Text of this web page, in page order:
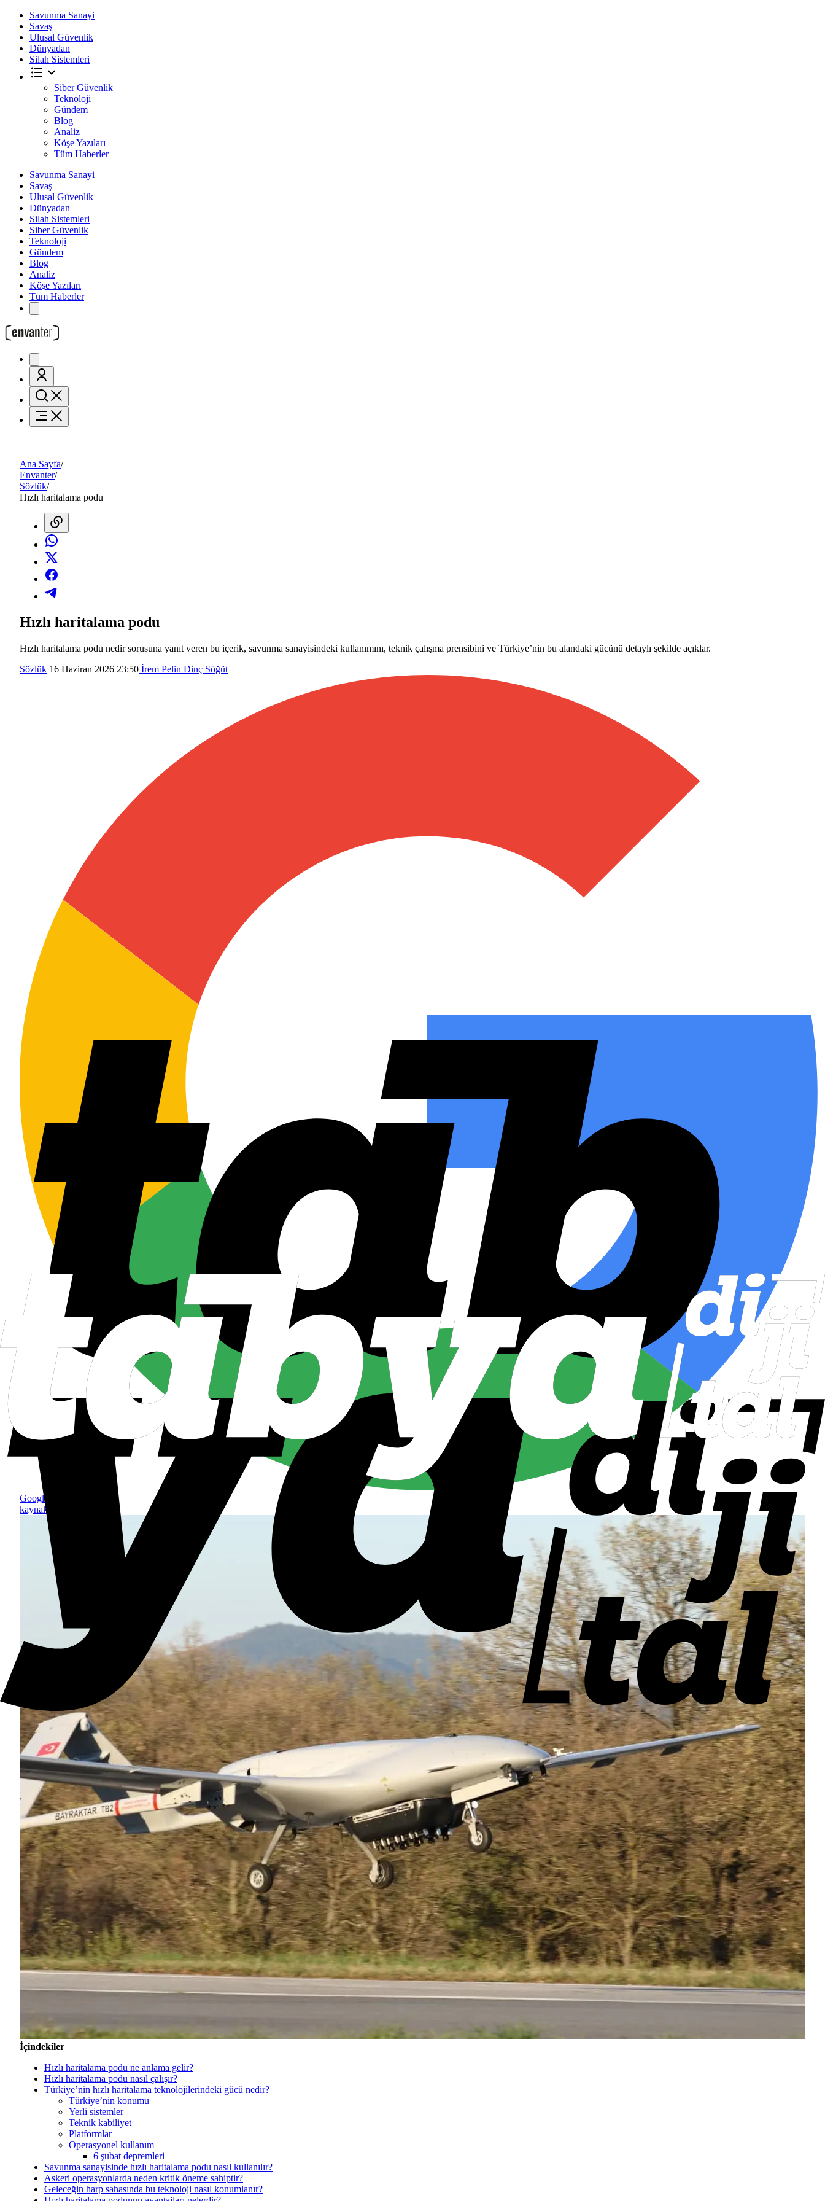
Savunma Sanayi
Savaş
Ulusal Güvenlik
Dünyadan
Silah Sistemleri
Siber Güvenlik
Teknoloji
Gündem
Blog
Analiz
Köşe Yazıları
Tüm Haberler
Savunma Sanayi
Savaş
Ulusal Güvenlik
Dünyadan
Silah Sistemleri
Siber Güvenlik
Teknoloji
Gündem
Blog
Analiz
Köşe Yazıları
Tüm Haberler
Ana Sayfa/
Envanter/
Sözlük/
Hızlı haritalama podu
Hızlı haritalama podu
Hızlı haritalama podu nedir sorusuna yanıt veren bu içerik, savunma sanayisindeki kullanımını, teknik çalışma prensibini ve Türkiye’nin bu alandaki gücünü detaylı şekilde açıklar.
Sözlük 16 Haziran 2026 23:50 İrem Pelin Dinç Söğüt
Google'da tercih edilen
kaynak olarak ekle
İçindekiler
Hızlı haritalama podu ne anlama gelir?
Hızlı haritalama podu nasıl çalışır?
Türkiye’nin hızlı haritalama teknolojilerindeki gücü nedir?
Türkiye’nin konumu
Yerli sistemler
Teknik kabiliyet
Platformlar
Operasyonel kullanım
6 şubat depremleri
Savunma sanayisinde hızlı haritalama podu nasıl kullanılır?
Askeri operasyonlarda neden kritik öneme sahiptir?
Geleceğin harp sahasında bu teknoloji nasıl konumlanır?